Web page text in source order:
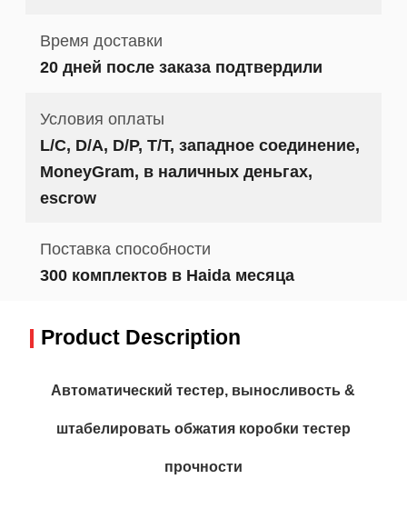
Время доставки
20 дней после заказа подтвердили
Условия оплаты
L/C, D/A, D/P, T/T, западное соединение,
MoneyGram, в наличных деньгах,
escrow
Поставка способности
300 комплектов в Haida месяца
Product Description
Автоматический тестер, выносливость &
штабелировать обжатия коробки тестер
прочности